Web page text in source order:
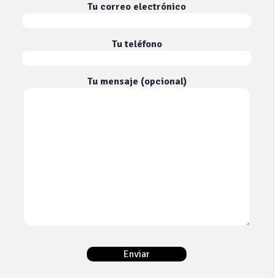
Tu correo electrónico
Tu teléfono
Tu mensaje (opcional)